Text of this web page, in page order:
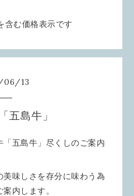
含む価格表示です
06/13
五島牛」
五島牛」尽くしのご案内
味しさを存分に味わう為
内します。